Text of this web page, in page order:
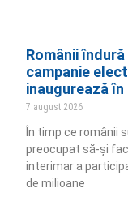
Românii
campanie
inaugurează
7 august 2026
În timp ce românii
preocupat să-și
interimar a
de milioane